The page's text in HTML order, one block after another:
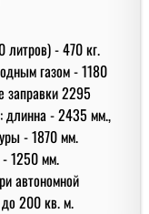
литров) - 470 кг.
газом - 1180
заправки 2295
длинна - 2435 мм.,
- 1870 мм.
- 1250 мм.
автономной
200 кв. м.